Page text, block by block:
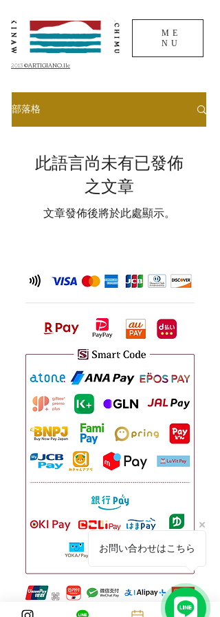
2013 ©ARTIGIANO.llc
ME
NU
部落格
此語言尚未有已發佈
之文章
文章發佈後將於此處顯示。
お問い合わせはこちら